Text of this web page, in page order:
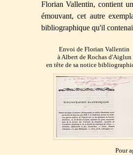
Florian Vallentin, contient
émouvant, cet autre
bibliographique qu'il
Envoi de Florian Vallentin
à Albert de Rochas d'Aiglun
en tête de sa notice
Pour